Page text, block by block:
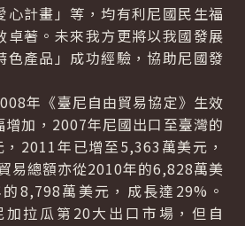
心計畫」等，均有利尼國民生福
卓著。未來我方更將以我國發展
色產品」成功經驗，協助尼國發
年《臺尼自由貿易協定》生效
增加，2007年尼國出口至臺灣的
2011年已增至5,363萬美元，
易總額亦從2010年的6,828萬美
8,798萬美元，成長達29%。
拉瓜第20大出口市場，但自